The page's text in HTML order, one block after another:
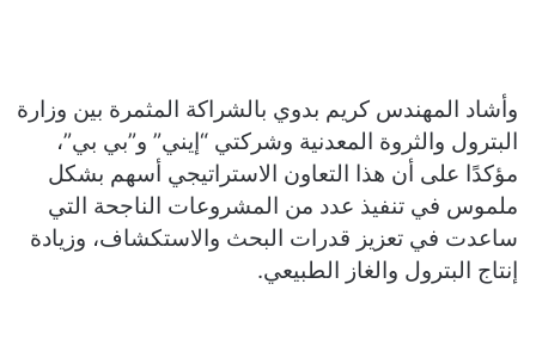
وأشاد المهندس كريم بدوي بالشراكة المثمرة بين وزارة
البترول والثروة المعدنية وشركتي “إيني” و”بي بي”،
مؤكدًا على أن هذا التعاون الاستراتيجي أسهم بشكل
ملموس في تنفيذ عدد من المشروعات الناجحة التي
ساعدت في تعزيز قدرات البحث والاستكشاف، وزيادة
إنتاج البترول والغاز الطبيعي.